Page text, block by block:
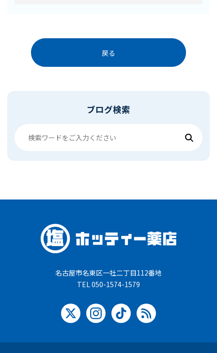
戻る
ブログ検索
名古屋市名東区一社二丁目112番地
TEL 050-1574-1579